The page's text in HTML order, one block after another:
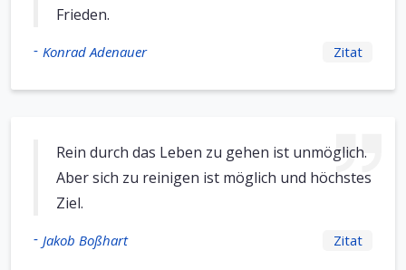
Frieden.
- Konrad Adenauer Zitat
Rein durch das Leben zu gehen ist unmöglich.
Aber sich zu reinigen ist möglich und höchstes
Ziel.
- Jakob Boßhart Zitat